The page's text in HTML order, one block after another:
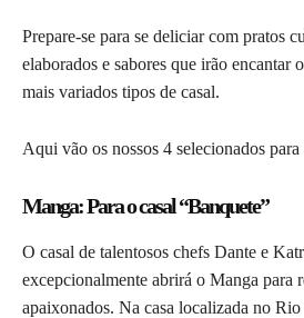
Prepare-se para se deliciar com pratos
elaborados e sabores que irão encantar
mais variados tipos de casal.
Aqui vão os nossos 4 selecionados para
Manga: Para o casal “Banquete”
O casal de talentosos chefs Dante e
excepcionalmente abrirá o Manga para
apaixonados. Na casa localizada no